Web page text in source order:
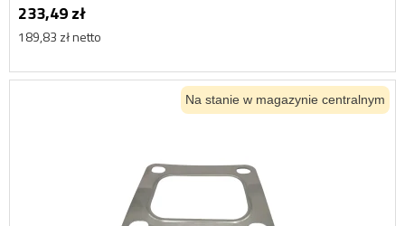
233,49 zł
189,83 zł netto
Na stanie w magazynie centralnym